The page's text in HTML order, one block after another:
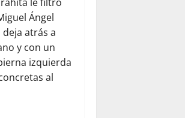
Ángel
atrás a
y con un
izquierda
al